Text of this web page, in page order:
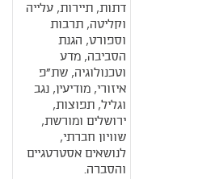
דתות, תיירות, עלייה
וקליטה, תרבות
וספורט, הגנת
הסביבה, מדע
וטכנולוגיה, שת"פ
איזורי, מודיעין, נגב
וגליל, תפוצות,
ירושלים ומורשת,
שוויון חברתי,
לנושאים אסטרטגיים
והסברה.